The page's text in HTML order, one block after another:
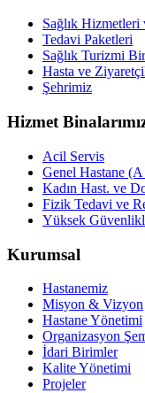
Sağlık
Tedavi Paketleri
Sağlık Turizmi
Hasta ve
Şehrimiz
Hizmet
Acil Servis
Genel Hastane
Kadın Hast. ve
Fizik Tedavi ve
Yüksek
Kurumsal
Hastanemiz
Misyon & Vizyon
Hastane Yönetimi
Organizasyon
İdari Birimler
Kalite Yönetimi
Projeler